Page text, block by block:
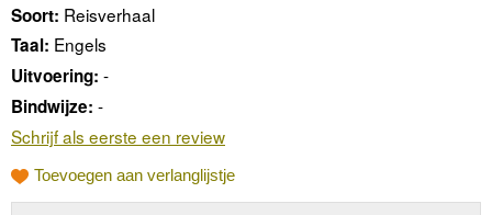
Soort: Reisverhaal
Taal: Engels
Uitvoering: -
Bindwijze: -
Schrijf als eerste een review
Toevoegen aan verlanglijstje